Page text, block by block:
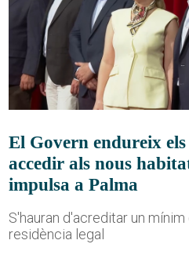
El Govern endureix
accedir als nous
impulsa a Palma
S'hauran d'acreditar un
residència legal